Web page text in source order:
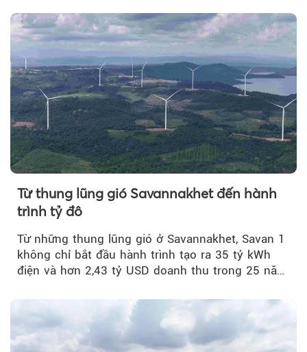
Từ thung lũng gió Savannakhet đến hành
trình tỷ đô
Từ những thung lũng gió ở Savannakhet, Savan 1
không chỉ bắt đầu hành trình tạo ra 35 tỷ kWh
điện và hơn 2,43 tỷ USD doanh thu trong 25 năm